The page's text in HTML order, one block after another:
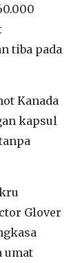
tiba pada
Kanada
kapsul
Glover
umat